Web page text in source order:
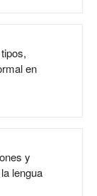
en
y
lengua